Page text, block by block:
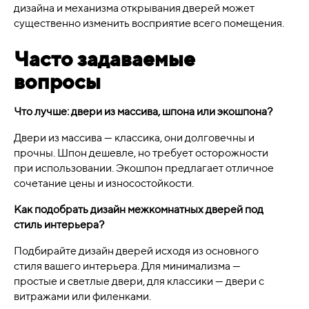
дизайна и механизма открывания дверей может
существенно изменить восприятие всего помещения.
Часто задаваемые
вопросы
Что лучше: двери из массива, шпона или экошпона?
Двери из массива — классика, они долговечны и
прочны. Шпон дешевле, но требует осторожности
при использовании. Экошпон предлагает отличное
сочетание цены и износостойкости.
Как подобрать дизайн межкомнатных дверей под
стиль интерьера?
Подбирайте дизайн дверей исходя из основного
стиля вашего интерьера. Для минимализма —
простые и светлые двери, для классики — двери с
витражами или филенками.